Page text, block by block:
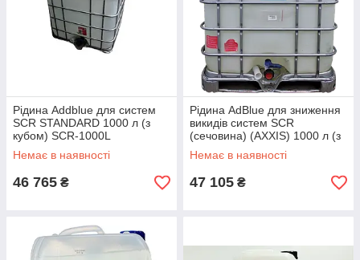
Рідина Addblue для систем
SCR STANDARD 1000 л (з
кубом) SCR-1000L
Немає в наявності
46 765 ₴
Рідина AdBlue для зниження
викидів систем SCR
(сечовина) (AXXIS) 1000 л (з
кубом) AUS 32
Немає в наявності
47 105 ₴